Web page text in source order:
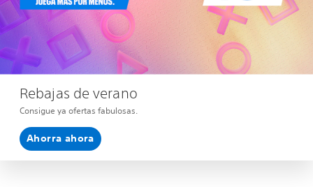
Rebajas de verano
Consigue ya ofertas fabulosas.
Ahorra ahora